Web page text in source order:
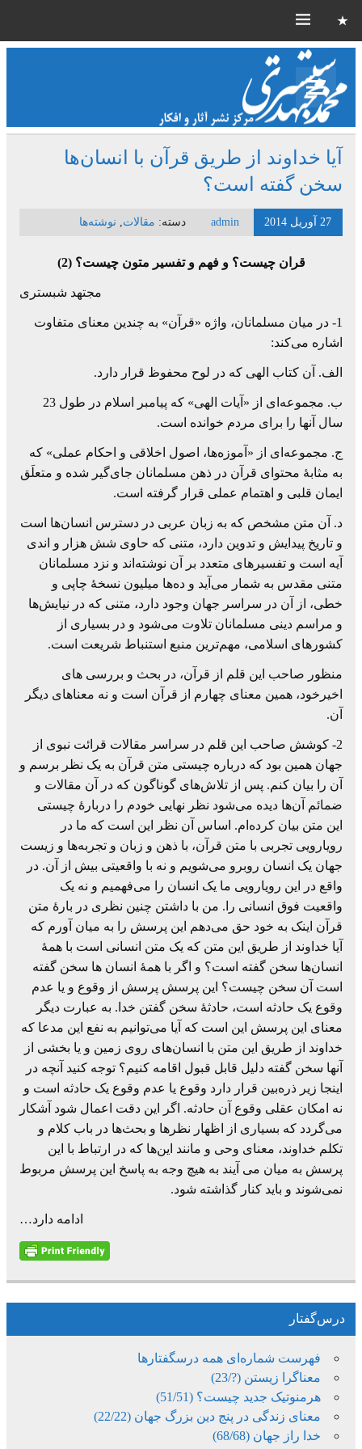
آیا خداوند از طریق قرآن با انسان‌ها
سخن گفته است؟
27 آوریل 2014 admin دسته: مقالات, نوشته‌ها
قران چیست؟ و فهم و تفسیر متون چیست؟ (2)
مجتهد شبستری
1- در میان مسلمانان، واژه «قرآن» به چندین معنای متفاوت
اشاره می‌کند:
الف. آن کتاب الهی که در لوح محفوظ قرار دارد.
ب. مجموعه‌ای از «آیات الهی» که پیامبر اسلام در طول 23
سال آنها را برای مردم خوانده است.
ج. مجموعه‌ای از «آموزه‌ها، اصول اخلاقی و احکام عملی» که
به مثابۀ محتوای قرآن در ذهن مسلمانان جای‌گیر شده و متعلَق
ایمان قلبی و اهتمام عملی قرار گرفته است.
د. آن متن مشخص که به زبان عربی در دسترس انسان‌ها است
و تاریخ پیدایش و تدوین دارد، متنی که حاوی شش هزار و اندی
آیه است و تفسیرهای متعدد بر آن نوشته‌اند و نزد مسلمانان
متنی مقدس به شمار می‌آید و ده‌ها میلیون نسخۀ چاپی و
خطی، از آن در سراسر جهان وجود دارد، متنی که در نیایش‌ها
و مراسم دینی مسلمانان تلاوت می‌شود و در بسیاری از
کشورهای اسلامی، مهم‌ترین منبع استنباط شریعت است.
منظور صاحب این قلم از قرآن، در بحث و بررسی ‌های
اخیرخود، همین معنای چهارم از قرآن است و نه معناهای دیگر
آن.
2- کوشش صاحب این قلم در سراسر مقالات قرائت نبوی از
جهان همین بود که درباره چیستی متن قرآن به یک نظر برسم و
آن را بیان کنم. پس از تلاش‌های گوناگون که در آن مقالات و
ضمائم آن‌ها دیده می‌شود نظر نهایی خودم را دربارۀ چیستی
این متن بیان کرده‌ام. اساس آن نظر این است که ما در
رویارویی تجربی با متن قرآن، با ذهن و زبان و تجربه‌ها و زیست
جهان یک انسان روبرو می‌شویم و نه با واقعیتی بیش از آن. در
واقع در این رویارویی ما یک انسان را می‌فهمیم و نه یک
واقعیت فوق انسانی را. من با داشتن چنین نظری در بارۀ متن
قرآن اینک به خود حق می‌دهم این پرسش را به میان آورم که
آیا خداوند از طریق این متن که یک متن انسانی است با همۀ
انسان‌ها سخن گفته است؟ و اگر با همۀ انسان ها سخن گفته
است آن سخن چیست؟ این پرسش پرسش از وقوع و یا عدم
وقوع یک حادثه است، حادثۀ سخن گفتن خدا. به عبارت دیگر
معنای این پرسش این است که آیا می‌توانیم به نفع این مدعا که
خداوند از طریق این متن با انسان‌های روی زمین و یا بخشی از
آنها سخن گفته دلیل قابل قبول اقامه کنیم؟ توجه کنید آنچه در
اینجا زیر ذره‌بین قرار دارد وقوع یا عدم وقوع یک حادثه است و
نه امکان عقلی وقوع آن حادثه. اگر این دقت اعمال شود آشکار
می‌گردد که بسیاری از اظهار نظرها و بحث‌ها در باب کلام و
تکلم خداوند، معنای وحی و مانند این‌ها که در ارتباط با این
پرسش به میان می آیند به هیچ وجه به پاسخ این پرسش مربوط
نمی‌شوند و باید کنار گذاشته شود.
ادامه دارد…
درس‌گفتار
فهرست شماره‌ای همه درسگفتارها
معناگرا زیستن (?/23)
هرمنوتیک جدید چیست؟ (51/51)
معنای زندگی در پنج دین بزرگ جهان (22/22)
خدا راز جهان (68/68)